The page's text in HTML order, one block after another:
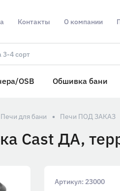
Контакты О компании
OSB Обшивка бани
Печи для бани Печи ПОД ЗАКАЗ
Cast ДА,
Артикул: 23000